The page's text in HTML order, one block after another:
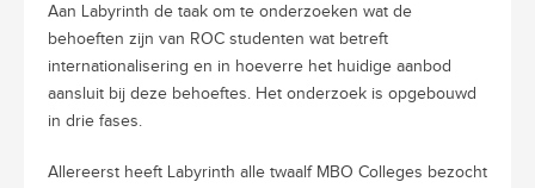
Aan Labyrinth de taak om te onderzoeken wat de
behoeften zijn van ROC studenten wat betreft
internationalisering en in hoeverre het huidige aanbod
aansluit bij deze behoeftes. Het onderzoek is opgebouwd
in drie fases.
Allereerst heeft Labyrinth alle twaalf MBO Colleges bezocht